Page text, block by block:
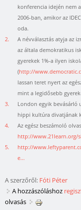
konferencia idején nem
2006-ban, amikor az
oda.
2.
A névválasztás atyja az
az általa demokratikus
gyerekek 1%-a ilyen
(http://
lassan teret nyert az
mint a legidősebb
3.
London egyik bevásárló
hippi kultúra divatjának
4.
Az egész beszámoló
http://www.21learn.org/
5.
http://
e...
A szerzőről: Fóti Péter
A hozzászóláshoz
olvasás